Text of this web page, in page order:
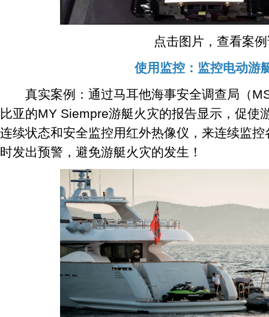
点击图片，查看案例
使用监控：监控电动游
真实案例：通过马耳他海事安全调查局（
比亚的MY Siempre游艇火灾的报告显示，促使
连续状态和安全监控用红外热像仪，来连续监
时发出预警，避免游艇火灾的发生！